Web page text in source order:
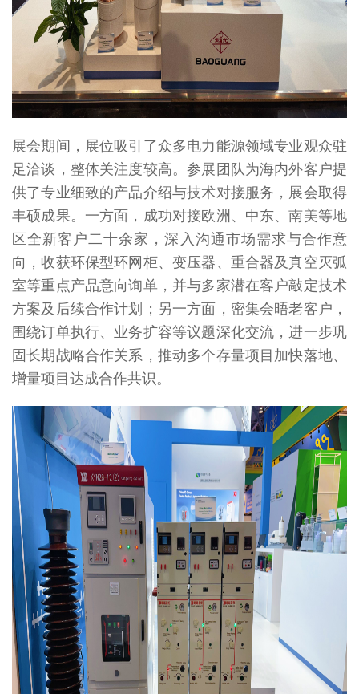
展会期间，展位吸引了众多电力能源领域专业观众驻
足洽谈，整体关注度较高。参展团队为海内外客户提
供了专业细致的产品介绍与技术对接服务，展会取得
丰硕成果。一方面，成功对接欧洲、中东、南美等地
区全新客户二十余家，深入沟通市场需求与合作意
向，收获环保型环网柜、变压器、重合器及真空灭弧
室等重点产品意向询单，并与多家潜在客户敲定技术
方案及后续合作计划；另一方面，密集会晤老客户，
围绕订单执行、业务扩容等议题深化交流，进一步巩
固长期战略合作关系，推动多个存量项目加快落地、
增量项目达成合作共识。